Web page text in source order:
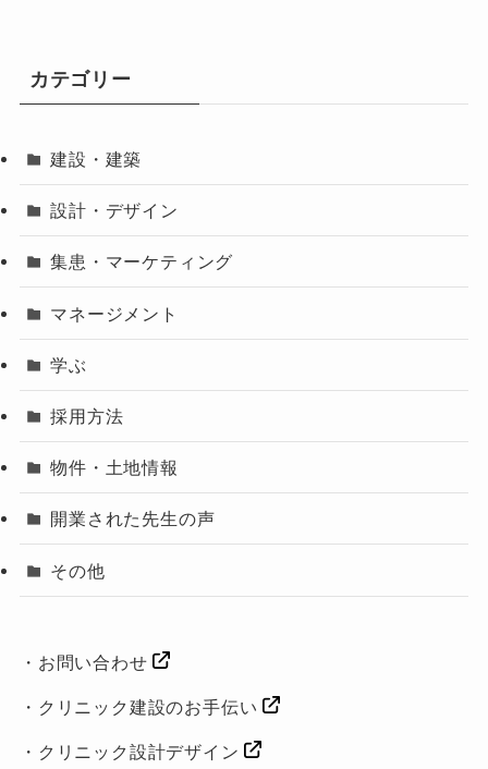
カテゴリー
建設・建築
設計・デザイン
集患・マーケティング
マネージメント
学ぶ
採用方法
物件・土地情報
開業された先生の声
その他
・ お問い合わせ
・ クリニック建設のお手伝い
・ クリニック設計デザイン